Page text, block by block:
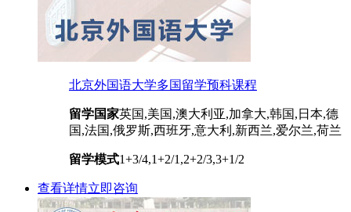
北京外国语大学多国留学预科课程
留学国家英国,美国,澳大利亚,加拿大,韩国,日本,德
国,法国,俄罗斯,西班牙,意大利,新西兰,爱尔兰,荷兰
留学模式1+3/4,1+2/1,2+2/3,3+1/2
查看详情立即咨询